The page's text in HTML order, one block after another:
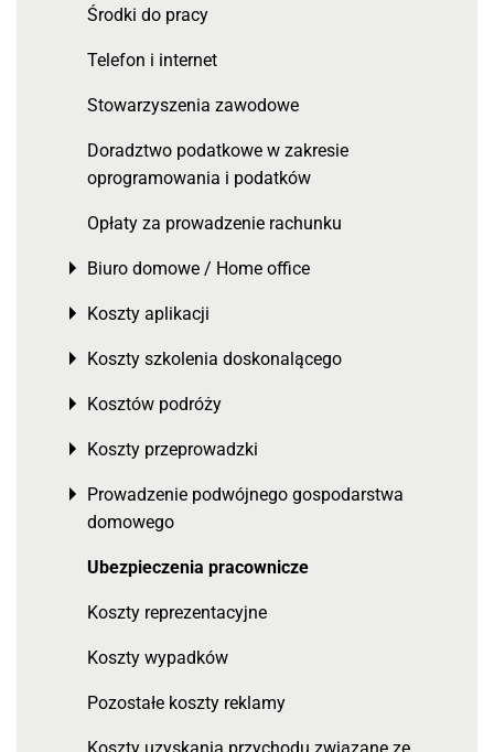
Środki do pracy
Telefon i internet
Stowarzyszenia zawodowe
Doradztwo podatkowe w zakresie
oprogramowania i podatków
Opłaty za prowadzenie rachunku
Biuro domowe / Home office
Toggle menu
Koszty aplikacji
Toggle menu
Koszty szkolenia doskonalącego
Toggle menu
Kosztów podróży
Toggle menu
Koszty przeprowadzki
Toggle menu
Prowadzenie podwójnego gospodarstwa
domowego
Toggle menu
Ubezpieczenia pracownicze
Koszty reprezentacyjne
Koszty wypadków
Pozostałe koszty reklamy